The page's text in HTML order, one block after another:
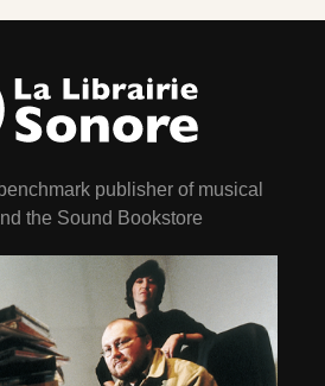
publisher of musical
the Sound Bookstore